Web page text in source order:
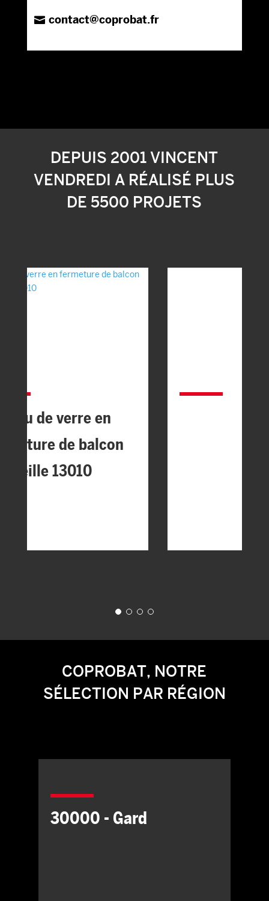
contact@coprobat.fr
DEPUIS 2001 VINCENT
VENDREDI A RÉALISÉ PLUS
DE 5500 PROJETS
de verre en
de balcon
13010
COPROBAT, NOTRE
SÉLECTION PAR RÉGION
30000 - Gard